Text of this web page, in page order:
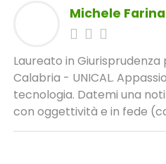
Michele Farina
Laureato in
Calabria - UNICAL.
tecnologia. Datemi una
con oggettività e in fede